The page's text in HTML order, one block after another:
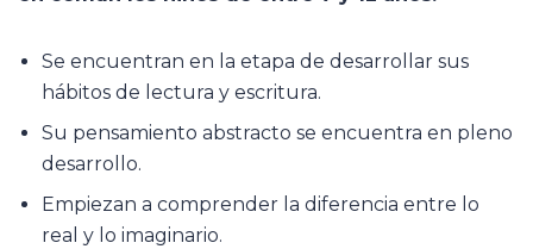
Se encuentran en la etapa de desarrollar sus
hábitos de lectura y escritura.
Su pensamiento abstracto se encuentra en pleno
desarrollo.
Empiezan a comprender la diferencia entre lo
real y lo imaginario.